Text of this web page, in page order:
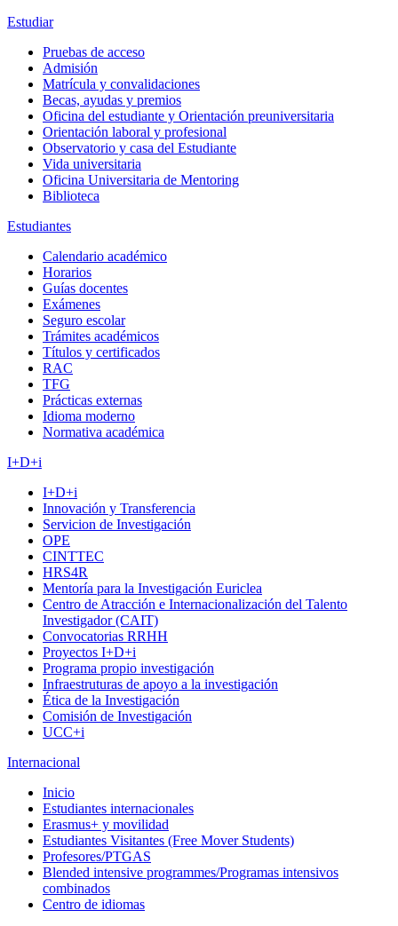
Estudiar
Pruebas de acceso
Admisión
Matrícula y convalidaciones
Becas, ayudas y premios
Oficina del estudiante y Orientación preuniversitaria
Orientación laboral y profesional
Observatorio y casa del Estudiante
Vida universitaria
Oficina Universitaria de Mentoring
Biblioteca
Estudiantes
Calendario académico
Horarios
Guías docentes
Exámenes
Seguro escolar
Trámites académicos
Títulos y certificados
RAC
TFG
Prácticas externas
Idioma moderno
Normativa académica
I+D+i
I+D+i
Innovación y Transferencia
Servicion de Investigación
OPE
CINTTEC
HRS4R
Mentoría para la Investigación Euriclea
Centro de Atracción e Internacionalización del Talento
Investigador (CAIT)
Convocatorias RRHH
Proyectos I+D+i
Programa propio investigación
Infraestruturas de apoyo a la investigación
Ética de la Investigación
Comisión de Investigación
UCC+i
Internacional
Inicio
Estudiantes internacionales
Erasmus+ y movilidad
Estudiantes Visitantes (Free Mover Students)
Profesores/PTGAS
Blended intensive programmes/Programas intensivos
combinados
Centro de idiomas